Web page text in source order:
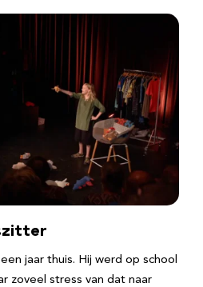
jaar thuis. Hij werd op school
zoveel stress van dat naar